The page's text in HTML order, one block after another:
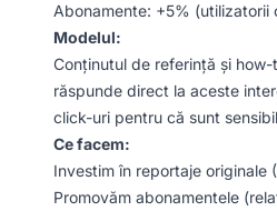
Abonamente: +5% (utilizatorii
Modelul:
Conținutul de referință și
răspunde direct la aceste
click-uri pentru că sunt
Ce facem:
Investim în reportaje originale
Promovăm abonamentele